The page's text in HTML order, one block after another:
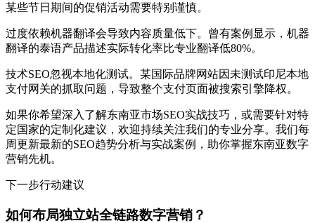
某些节日期间的促销活动需要特别谨慎。
过度依赖机器翻译会导致内容质量低下。曾有案例显示，机器
翻译的泰语产品描述实际转化率比专业翻译低80%。
技术SEO忽视本地化测试。某国际品牌网站因未测试印尼本地
支付网关的抓取问题，导致整个支付页面被搜索引擎降权。
如果你希望深入了解东南亚市场SEO实战技巧，或需要针对特
定国家的定制化建议，欢迎持续关注我们的专业分享。我们每
周更新最新的SEO趋势分析与实战案例，助你掌握东南亚数字
营销先机。
下一步行动建议
如何布局独立站全链路数字营销？